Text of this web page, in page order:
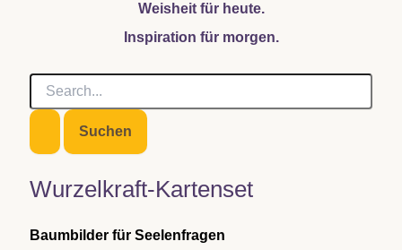
Weisheit für heute.
Inspiration für morgen.
S
c
e
n
h
Wurzelkraft-Kartenset
Baumbilder für Seelenfragen